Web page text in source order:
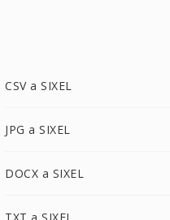
CSV a SIXEL
JPG a SIXEL
DOCX a SIXEL